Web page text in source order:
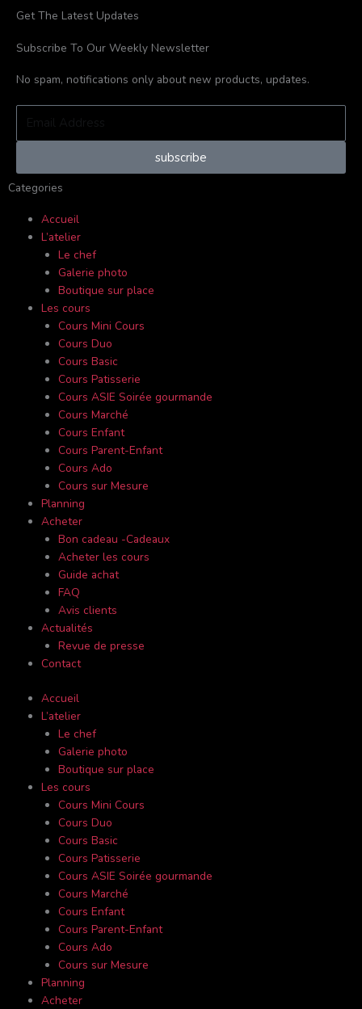
-
f
m
Get The Latest Updates
Subscribe To Our Weekly Newsletter
No spam, notifications only about new products, updates.
subscribe
Categories
Accueil
L’atelier
Le chef
Galerie photo
Boutique sur place
Les cours
Cours Mini Cours
Cours Duo
Cours Basic
Cours Patisserie
Cours ASIE Soirée gourmande
Cours Marché
Cours Enfant
Cours Parent-Enfant
Cours Ado
Cours sur Mesure
Planning
Acheter
Bon cadeau -Cadeaux
Acheter les cours
Guide achat
FAQ
Avis clients
Actualités
Revue de presse
Contact
Accueil
L’atelier
Le chef
Galerie photo
Boutique sur place
Les cours
Cours Mini Cours
Cours Duo
Cours Basic
Cours Patisserie
Cours ASIE Soirée gourmande
Cours Marché
Cours Enfant
Cours Parent-Enfant
Cours Ado
Cours sur Mesure
Planning
Acheter